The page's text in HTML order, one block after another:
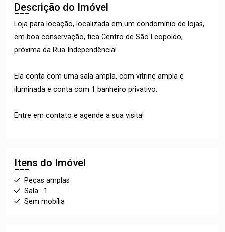
Descrição do Imóvel
Loja para locação, localizada em um condomínio de lojas,
em boa conservação, fica Centro de São Leopoldo,
próxima da Rua Independência!
Ela conta com uma sala ampla, com vitrine ampla e
iluminada e conta com 1 banheiro privativo.
Entre em contato e agende a sua visita!
Itens do Imóvel
Peças amplas
Sala : 1
Sem mobília